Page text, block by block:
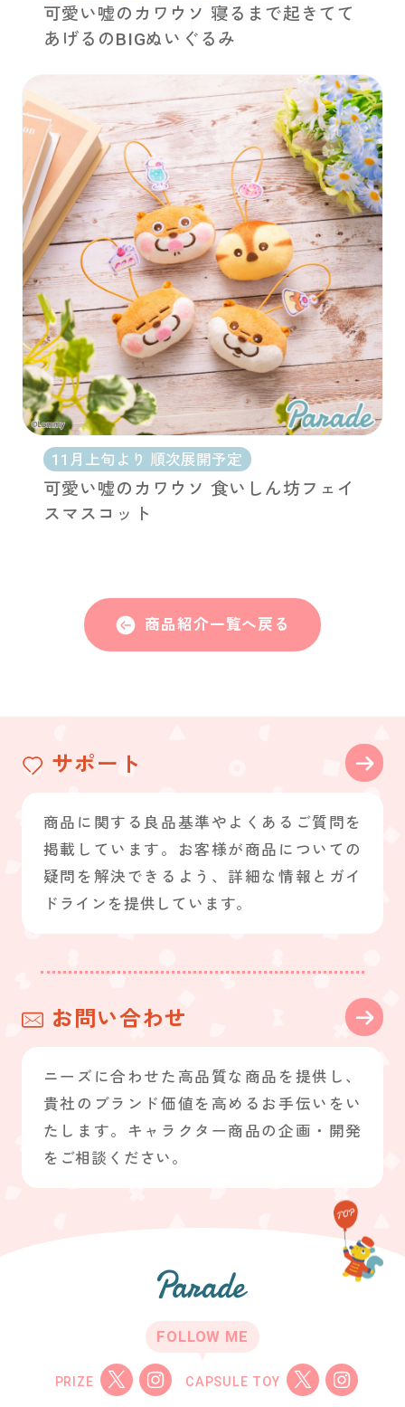
可愛い嘘のカワウソ 寝るまで起きてて
あげるのBIGぬいぐるみ
11月上旬より 順次展開予定
可愛い嘘のカワウソ 食いしん坊フェイ
スマスコット
商品紹介一覧へ戻る
サポート
商品に関する良品基準やよくあるご質問を
掲載しています。お客様が商品についての
疑問を解決できるよう、詳細な情報とガイ
ドラインを提供しています。
お問い合わせ
ニーズに合わせた高品質な商品を提供し、
貴社のブランド価値を高めるお手伝いをい
たします。キャラクター商品の企画・開発
をご相談ください。
FOLLOW ME
PRIZE CAPSULE TOY